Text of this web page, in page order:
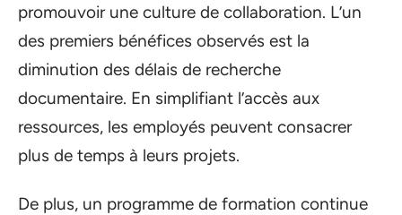
promouvoir une culture de collaboration. L’un
des premiers bénéfices observés est la
diminution des délais de recherche
documentaire. En simplifiant l’accès aux
ressources, les employés peuvent consacrer
plus de temps à leurs projets.
De plus, un programme de formation continue